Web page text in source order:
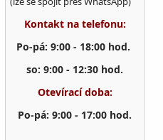
Kontakt na telefonu:
Po-pá: 9:00 - 18:00 hod.
so: 9:00 - 12:30 hod.
Otevírací doba:
Po-pá: 9:00 - 17:00 hod.